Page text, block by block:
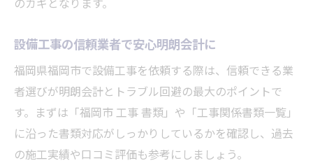
設備工事の信頼業者で安心明朗会計に
福岡県福岡市で設備工事を依頼する際は、信頼できる業
者選びが明朗会計とトラブル回避の最大のポイントで
す。まずは「福岡市 工事 書類」や「工事関係書類一覧」
に沿った書類対応がしっかりしているかを確認し、過去
の施工実績や口コミ評価も参考にしましょう。